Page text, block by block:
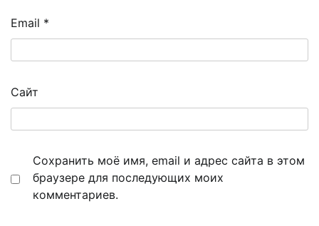
Email *
Сайт
Сохранить моё имя, email и адрес сайта в этом
браузере для последующих моих
комментариев.